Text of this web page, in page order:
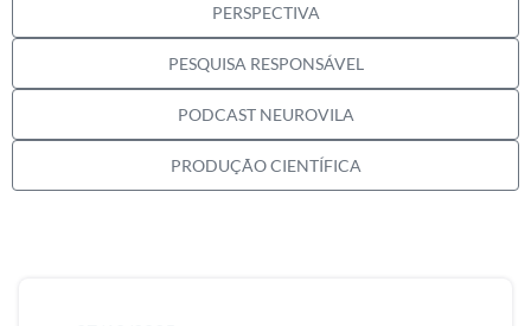
PERSPECTIVA
PESQUISA RESPONSÁVEL
PODCAST NEUROVILA
PRODUÇÃO CIENTÍFICA